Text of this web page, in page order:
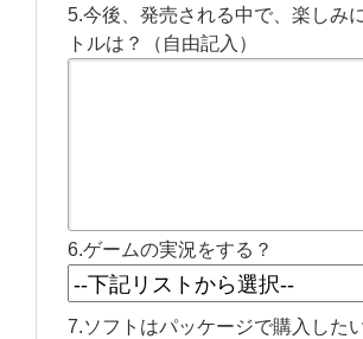
5.今後、発売される中で、楽しみ
トルは？（自由記入）
6.ゲームの実況をする？
7.ソフトはパッケージで購入した